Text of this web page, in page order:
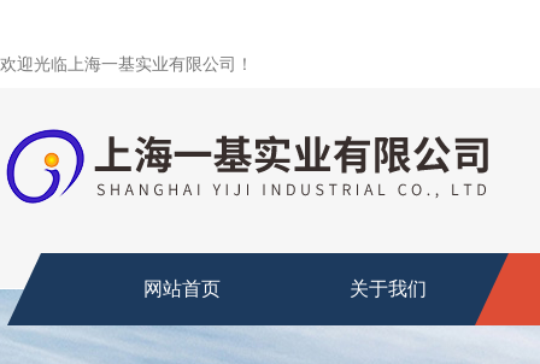
欢迎光临上海一基实业有限公司！
网站首页 关于我们